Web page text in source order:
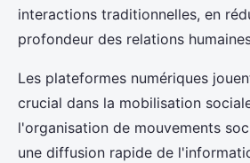
interactions traditionnelles, en
profondeur des relations
Les plateformes numériques
crucial dans la mobilisation
l'organisation de mouvements
une diffusion rapide de